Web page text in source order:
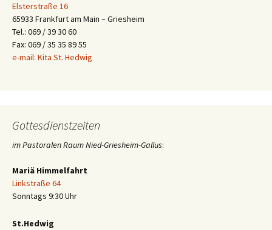
Elsterstraße 16
65933 Frankfurt am Main – Griesheim
Tel.: 069 / 39 30 60
Fax: 069 / 35 35 89 55
e-mail: Kita St. Hedwig
Gottesdienstzeiten
im Pastoralen Raum Nied-Griesheim-Gallus:
Mariä Himmelfahrt
Linkstraße 64
Sonntags 9:30 Uhr
St.Hedwig